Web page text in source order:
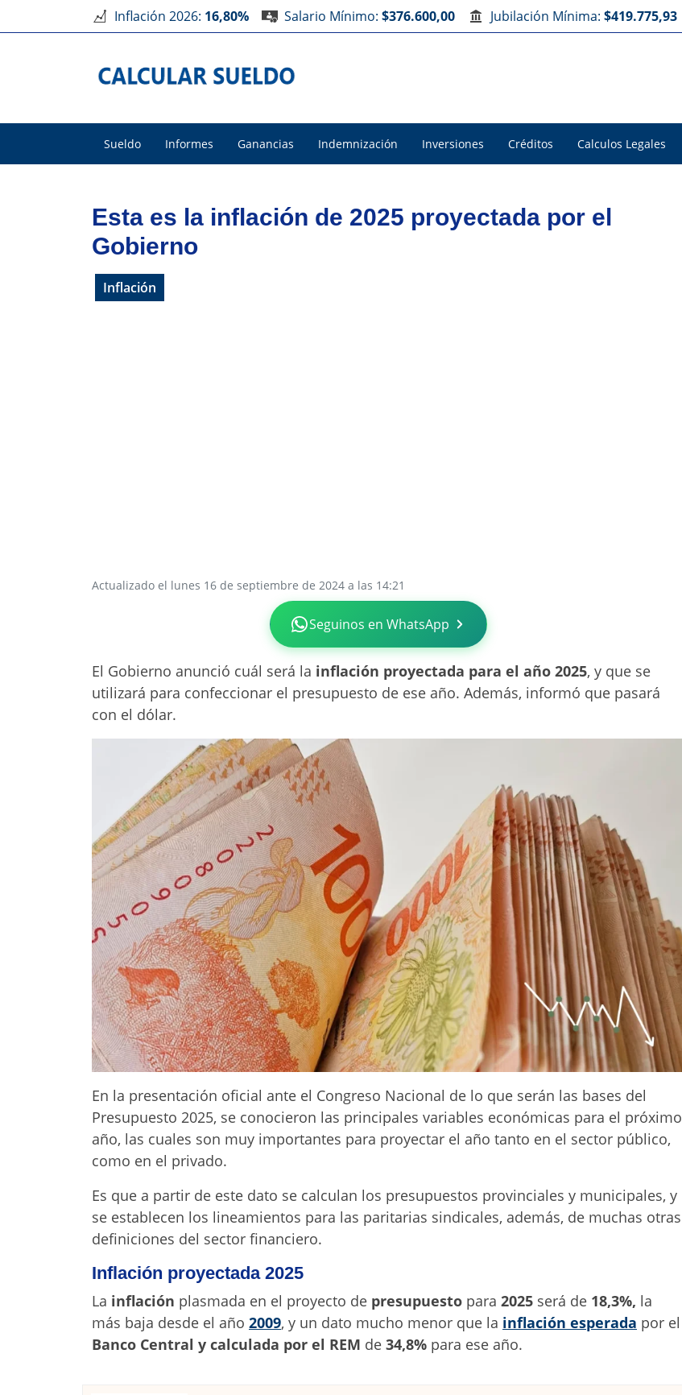
Inflación 2026: 16,80% Salario Mínimo: $376.600,00 Jubilación Mínima: $419.775,93
Sueldo Informes Ganancias Indemnización Inversiones Créditos Calculos Legales
Esta es la inflación de 2025 proyectada por el
Gobierno
Inflación
Actualizado el lunes 16 de septiembre de 2024 a las 14:21
Seguinos en WhatsApp
El Gobierno anunció cuál será la inflación proyectada para el año 2025, y que se
utilizará para confeccionar el presupuesto de ese año. Además, informó que pasará
con el dólar.
En la presentación oficial ante el Congreso Nacional de lo que serán las bases del
Presupuesto 2025, se conocieron las principales variables económicas para el próximo
año, las cuales son muy importantes para proyectar el año tanto en el sector público,
como en el privado.
Es que a partir de este dato se calculan los presupuestos provinciales y municipales, y
se establecen los lineamientos para las paritarias sindicales, además, de muchas otras
definiciones del sector financiero.
Inflación proyectada 2025
La inflación plasmada en el proyecto de presupuesto para 2025 será de 18,3%, la
más baja desde el año 2009, y un dato mucho menor que la inflación esperada por el
Banco Central y calculada por el REM de 34,8% para ese año.